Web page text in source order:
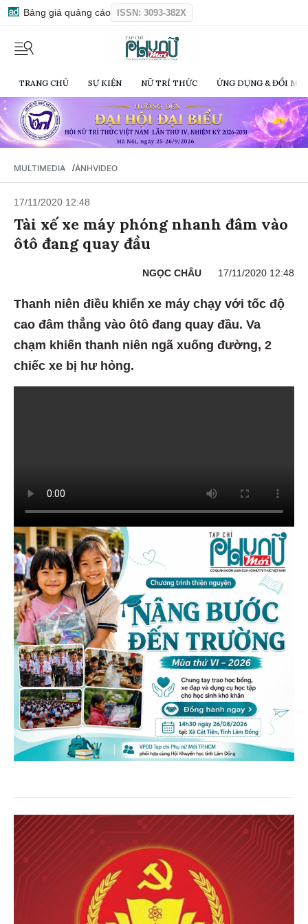
Bảng giá quảng cáo ISSN: 3093-382X
TRANG CHỦ SỰ KIỆN NỮ TRÍ THỨC ỨNG DỤNG & ĐỔI
MULTIMEDIA /ẢNHVIDEO
17/11/2020 12:48
Tài xế xe máy phóng nhanh đâm vào
ôtô đang quay đầu
NGỌC CHÂU 17/11/2020 12:48
Thanh niên điều khiển xe máy chạy với tốc độ
cao đâm thẳng vào ôtô đang quay đầu. Va
chạm khiến thanh niên ngã xuống đường, 2
chiếc xe bị hư hỏng.